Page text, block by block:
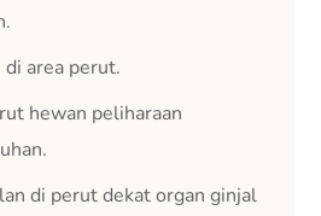
di area perut.
hewan peliharaan
di perut dekat organ ginjal